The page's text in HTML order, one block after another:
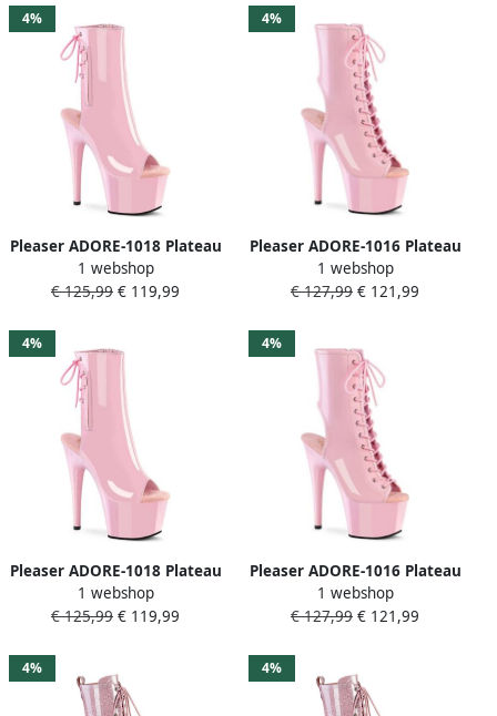
4%
Pleaser ADORE-1018 Plateau
Laarzen 45 Shoes Roze
1 webshop
€ 125,99 € 119,99
4%
Pleaser ADORE-1016 Plateau
Laarzen 35 Shoes Roze
1 webshop
€ 127,99 € 121,99
4%
Pleaser ADORE-1018 Plateau
Laarzen 42 Shoes Roze
1 webshop
€ 125,99 € 119,99
4%
Pleaser ADORE-1016 Plateau
Laarzen 41 Shoes Roze
1 webshop
€ 127,99 € 121,99
4% 4%